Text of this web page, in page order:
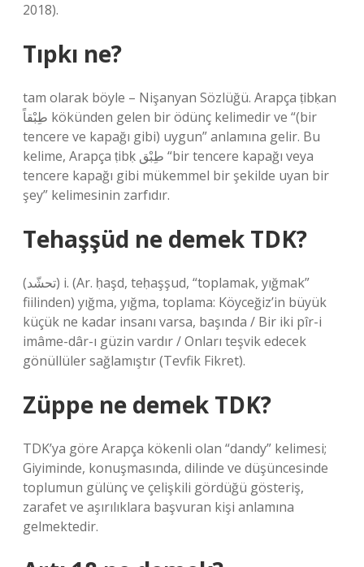
2018).
Tıpkı ne?
tam olarak böyle – Nişanyan Sözlüğü. Arapça ṭibḳan
طِبْقاً kökünden gelen bir ödünç kelimedir ve “(bir
tencere ve kapağı gibi) uygun” anlamına gelir. Bu
kelime, Arapça ṭibḳ طِبْق “bir tencere kapağı veya
tencere kapağı gibi mükemmel bir şekilde uyan bir
şey” kelimesinin zarfıdır.
Tehaşşüd ne demek TDK?
(ﺗﺤﺸّﺪ) i. (Ar. ḥaşd, teḥaşşud, “toplamak, yığmak”
fiilinden) yığma, yığma, toplama: Köyceğiz’in büyük
küçük ne kadar insanı varsa, başında / Bir iki pîr-i
imâme-dâr-ı güzin vardır / Onları teşvik edecek
gönüllüler sağlamıştır (Tevfik Fikret).
Züppe ne demek TDK?
TDK’ya göre Arapça kökenli olan “dandy” kelimesi;
Giyiminde, konuşmasında, dilinde ve düşüncesinde
toplumun gülünç ve çelişkili gördüğü gösteriş,
zarafet ve aşırılıklara başvuran kişi anlamına
gelmektedir.